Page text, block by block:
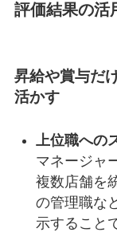
評価結果の活
昇給や賞与だ
活かす
上位職への
マネージャ
複数店舗を
の管理職な
示すること